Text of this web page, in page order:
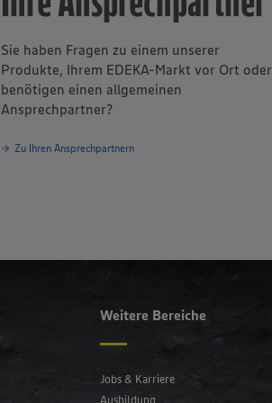
Sie haben Fragen zu einem unserer
Produkte, Ihrem EDEKA-Markt vor Ort oder
benötigen einen allgemeinen
Ansprechpartner?
Zu Ihren Ansprechpartnern
Weitere Bereiche
Jobs & Karriere
Ausbildung